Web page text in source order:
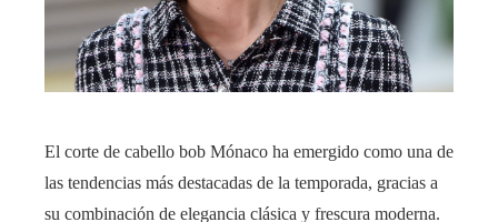
El corte de cabello bob Mónaco ha emergido como una de
las tendencias más destacadas de la temporada, gracias a
su combinación de elegancia clásica y frescura moderna.